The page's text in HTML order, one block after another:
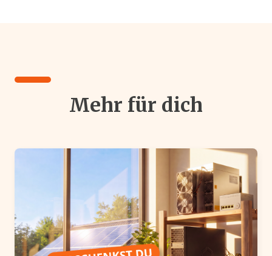
Mehr für dich